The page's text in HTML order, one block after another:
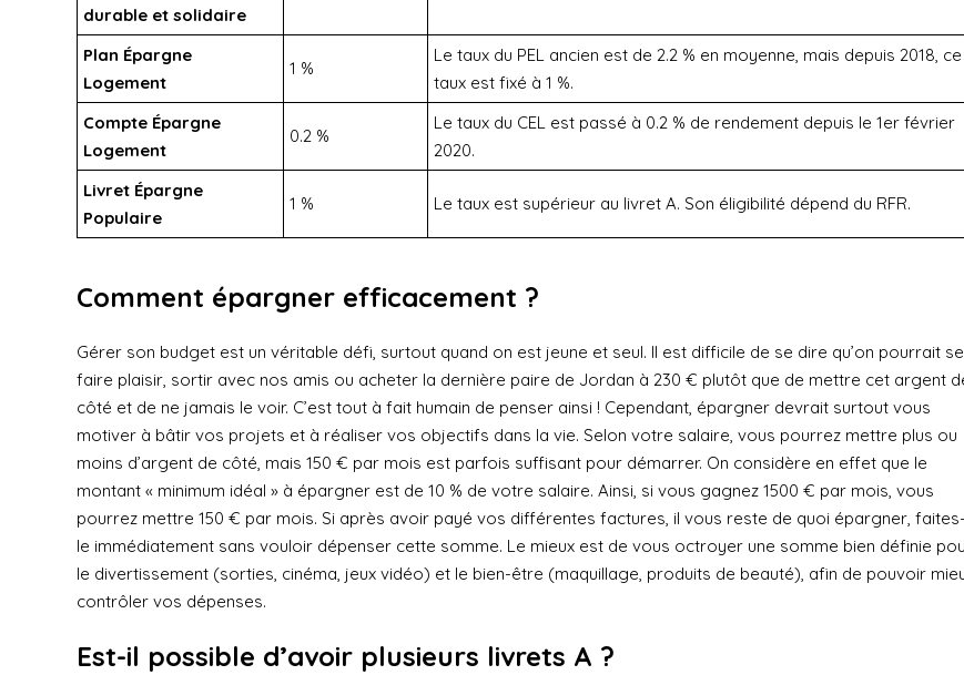
durable et solidaire
Plan Épargne
Logement
1 %
Le taux du PEL ancien est de 2.2 % en moyenne, mais depuis 2018, ce
taux est fixé à 1 %.
Compte Épargne
Logement
0.2 %
Le taux du CEL est passé à 0.2 % de rendement depuis le 1er février
2020.
Livret Épargne
Populaire
1 % Le taux est supérieur au livret A. Son éligibilité dépend du RFR.
Comment épargner efficacement ?
Gérer son budget est un véritable défi, surtout quand on est jeune et seul. Il est difficile de se dire qu’on pourrait se
faire plaisir, sortir avec nos amis ou acheter la dernière paire de Jordan à 230 € plutôt que de mettre cet argent
côté et de ne jamais le voir. C’est tout à fait humain de penser ainsi ! Cependant, épargner devrait surtout vous
motiver à bâtir vos projets et à réaliser vos objectifs dans la vie. Selon votre salaire, vous pourrez mettre plus ou
moins d’argent de côté, mais 150 € par mois est parfois suffisant pour démarrer. On considère en effet que le
montant « minimum idéal » à épargner est de 10 % de votre salaire. Ainsi, si vous gagnez 1500 € par mois, vous
pourrez mettre 150 € par mois. Si après avoir payé vos différentes factures, il vous reste de quoi épargner, faites-
le immédiatement sans vouloir dépenser cette somme. Le mieux est de vous octroyer une somme bien définie
le divertissement (sorties, cinéma, jeux vidéo) et le bien-être (maquillage, produits de beauté), afin de pouvoir
contrôler vos dépenses.
Est-il possible d’avoir plusieurs livrets A ?